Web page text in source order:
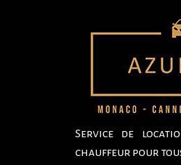
Service de
chauffeur pour